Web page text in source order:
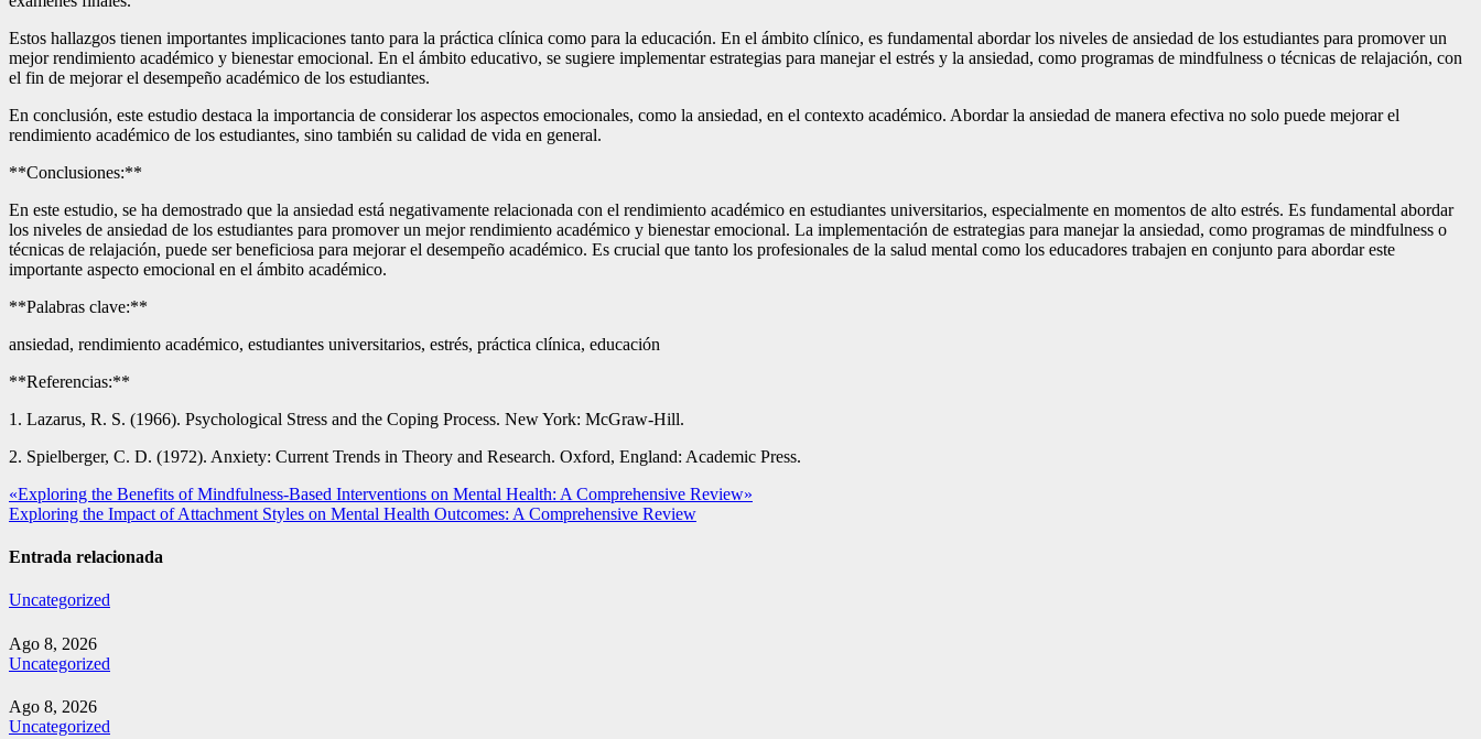
Estos hallazgos tienen importantes implicaciones tanto para la práctica clínica como para la educación. En el ámbito clínico, es fundamental abordar los niveles de ansiedad de los estudiantes para promover un
mejor rendimiento académico y bienestar emocional. En el ámbito educativo, se sugiere implementar estrategias para manejar el estrés y la ansiedad, como programas de mindfulness o técnicas de relajación, con
el fin de mejorar el desempeño académico de los estudiantes.
En conclusión, este estudio destaca la importancia de considerar los aspectos emocionales, como la ansiedad, en el contexto académico. Abordar la ansiedad de manera efectiva no solo puede mejorar el
rendimiento académico de los estudiantes, sino también su calidad de vida en general.
**Conclusiones:**
En este estudio, se ha demostrado que la ansiedad está negativamente relacionada con el rendimiento académico en estudiantes universitarios, especialmente en momentos de alto estrés. Es fundamental abordar
los niveles de ansiedad de los estudiantes para promover un mejor rendimiento académico y bienestar emocional. La implementación de estrategias para manejar la ansiedad, como programas de mindfulness o
técnicas de relajación, puede ser beneficiosa para mejorar el desempeño académico. Es crucial que tanto los profesionales de la salud mental como los educadores trabajen en conjunto para abordar este
importante aspecto emocional en el ámbito académico.
**Palabras clave:**
ansiedad, rendimiento académico, estudiantes universitarios, estrés, práctica clínica, educación
**Referencias:**
1. Lazarus, R. S. (1966). Psychological Stress and the Coping Process. New York: McGraw-Hill.
2. Spielberger, C. D. (1972). Anxiety: Current Trends in Theory and Research. Oxford, England: Academic Press.
Navegación
de
entradas
«Exploring the Benefits of Mindfulness-Based Interventions on Mental Health: A Comprehensive Review»
Exploring the Impact of Attachment Styles on Mental Health Outcomes: A Comprehensive Review
Entrada relacionada
Uncategorized
Ago 8, 2026
Uncategorized
Ago 8, 2026
Uncategorized